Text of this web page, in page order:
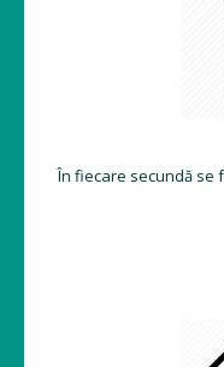
În fiecare secundă se